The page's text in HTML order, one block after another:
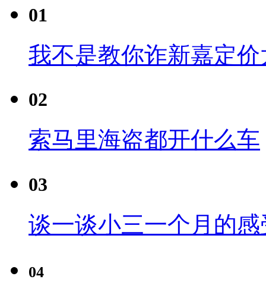
01
我不是教你诈新嘉定
02
索马里海盗都开什么车
03
谈一谈小三一个月的感
04